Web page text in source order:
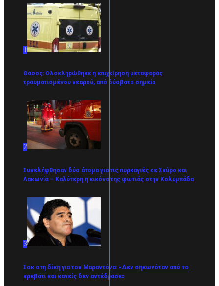
1
Θάσος: Ολοκληρώθηκε η επιχείρηση μεταφοράς
τραυματισμένου νεαρού, από δύσβατο σημείο
2
Συνελήφθησαν δύο άτομα για τις πυρκαγιές σε Σκύρο και
Λακωνία – Καλύτερη η εικόνα της φωτιάς στην Κολυμπάδα
3
Σοκ στη δίκη για τον Μαραντόνα: «Δεν σηκωνόταν από το
κρεβάτι και κανείς δεν αντέδρασε»